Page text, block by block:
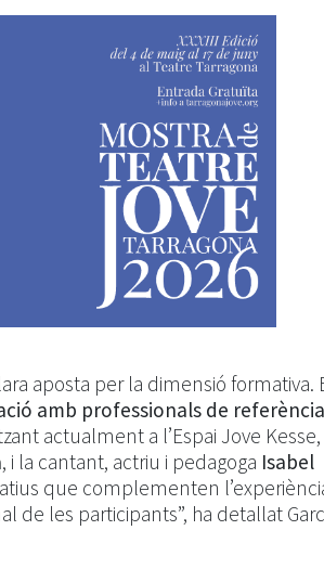
aposta per la dimensió formativa.
amb professionals de
actualment a l’Espai Jove
, i la cantant, actriu i pedagoga Isabel
que complementen
de les participants”, ha detallat